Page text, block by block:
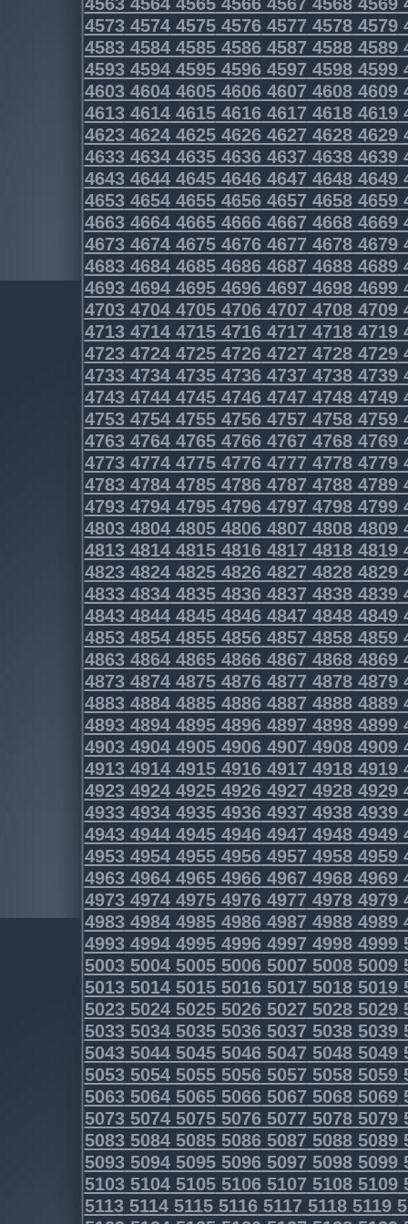
4573457445754576457745784579
4583458445854586458745884589
4593459445954596459745984599
4603460446054606460746084609
4613461446154616461746184619
4623462446254626462746284629
4633463446354636463746384639
4643464446454646464746484649
4653465446554656465746584659
4663466446654666466746684669
4673467446754676467746784679
4683468446854686468746884689
4693469446954696469746984699
4703470447054706470747084709
4713471447154716471747184719
4723472447254726472747284729
4733473447354736473747384739
4743474447454746474747484749
4753475447554756475747584759
4763476447654766476747684769
4773477447754776477747784779
4783478447854786478747884789
4793479447954796479747984799
4803480448054806480748084809
4813481448154816481748184819
4823482448254826482748284829
4833483448354836483748384839
4843484448454846484748484849
4853485448554856485748584859
4863486448654866486748684869
4873487448754876487748784879
4883488448854886488748884889
4893489448954896489748984899
4903490449054906490749084909
4913491449154916491749184919
4923492449254926492749284929
4933493449354936493749384939
4943494449454946494749484949
4953495449554956495749584959
4963496449654966496749684969
4973497449754976497749784979
4983498449854986498749884989
4993499449954996499749984999
5003500450055006500750085009
5013501450155016501750185019
5023502450255026502750285029
5033503450355036503750385039
5043504450455046504750485049
5053505450555056505750585059
5063506450655066506750685069
5073507450755076507750785079
5083508450855086508750885089
5093509450955096509750985099
5103510451055106510751085109
5113511451155116511751185119